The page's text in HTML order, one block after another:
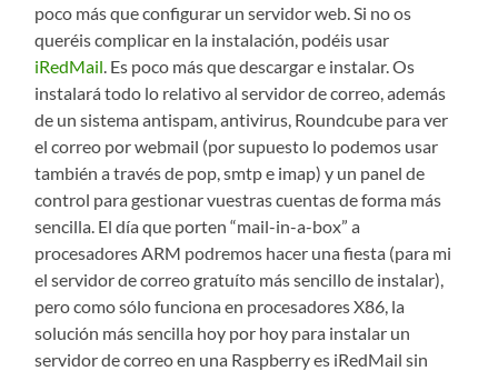
poco más que configurar un servidor web. Si no os
queréis complicar en la instalación, podéis usar
iRedMail . Es poco más que descargar e instalar. Os
instalará todo lo relativo al servidor de correo, además
de un sistema antispam, antivirus, Roundcube para ver
el correo por webmail (por supuesto lo podemos usar
también a través de pop, smtp e imap) y un panel de
control para gestionar vuestras cuentas de forma más
sencilla. El día que porten “mail-in-a-box” a
procesadores ARM podremos hacer una fiesta (para mi
el servidor de correo gratuíto más sencillo de instalar),
pero como sólo funciona en procesadores X86, la
solución más sencilla hoy por hoy para instalar un
servidor de correo en una Raspberry es iRedMail sin